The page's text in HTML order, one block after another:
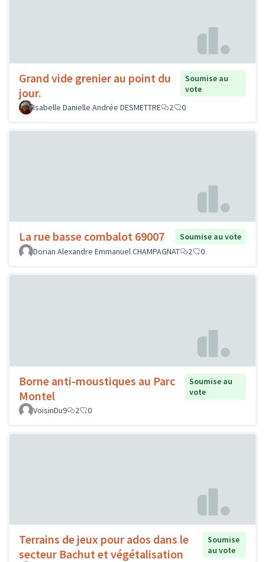
Grand vide grenier au point du
jour.
Soumise au
vote
Isabelle Danielle Andrée DESMETTRE
2 0
La rue basse combalot 69007
Soumise au vote
Dorian Alexandre Emmanuel CHAMPAGNAT
2 0
Borne anti-moustiques au Parc
Montel
Soumise au
vote
VoisinDu9
2 0
Terrains de jeux pour ados dans le
secteur Bachut et végétalisation
Soumise
au vote